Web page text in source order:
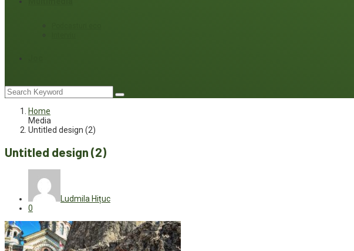
Home
Media
Untitled design (2)
Untitled design (2)
Ludmila Hițuc
0